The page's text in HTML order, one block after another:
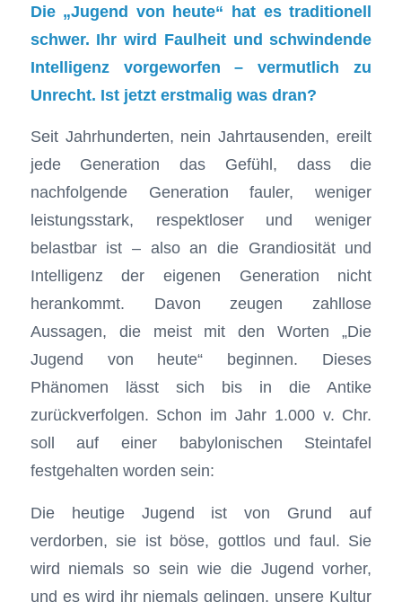
Die „Jugend von heute“ hat es traditionell
schwer. Ihr wird Faulheit und schwindende
Intelligenz vorgeworfen – vermutlich zu
Unrecht. Ist jetzt erstmalig was dran?
Seit Jahrhunderten, nein Jahrtausenden, ereilt
jede Generation das Gefühl, dass die
nachfolgende Generation fauler, weniger
leistungsstark, respektloser und weniger
belastbar ist – also an die Grandiosität und
Intelligenz der eigenen Generation nicht
herankommt. Davon zeugen zahllose
Aussagen, die meist mit den Worten „Die
Jugend von heute“ beginnen. Dieses
Phänomen lässt sich bis in die Antike
zurückverfolgen. Schon im Jahr 1.000 v. Chr.
soll auf einer babylonischen Steintafel
festgehalten worden sein:
Die heutige Jugend ist von Grund auf
verdorben, sie ist böse, gottlos und faul. Sie
wird niemals so sein wie die Jugend vorher,
und es wird ihr niemals gelingen, unsere Kultur